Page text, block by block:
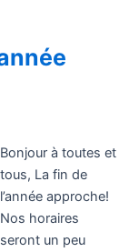
Bonjour à toutes et
tous, La fin de
l’année approche!
Nos horaires
seront un peu